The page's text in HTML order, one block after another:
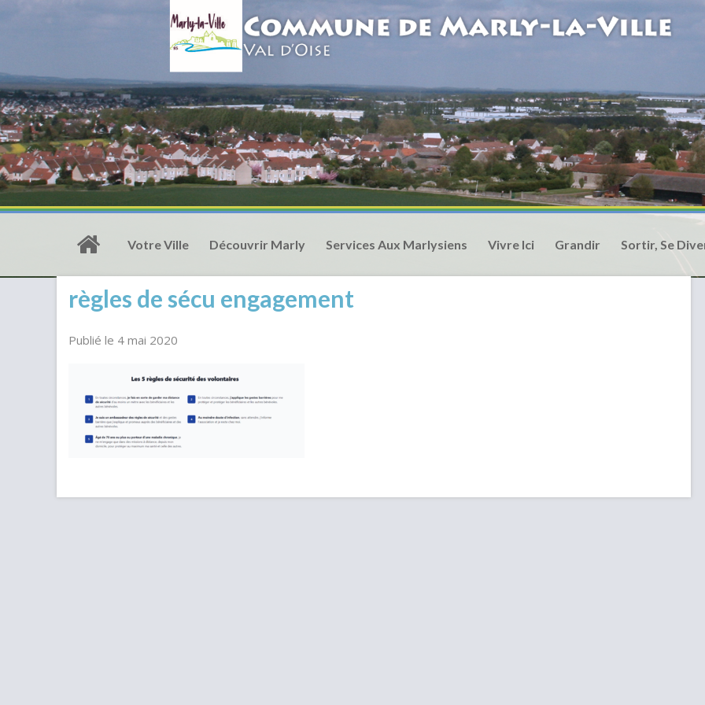
Votre Ville Découvrir Marly Services Aux Marlysiens Vivre Ici Grandir Sortir, Se
règles de sécu engagement
Publié le 4 mai 2020